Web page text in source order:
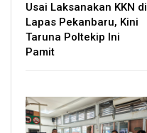
Usai Laksanakan KKN di
Lapas Pekanbaru, Kini
Taruna Poltekip Ini
Pamit